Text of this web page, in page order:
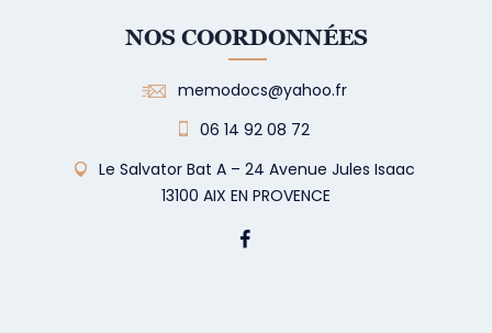
NOS COORDONNÉES
memodocs@yahoo.fr
06 14 92 08 72
Le Salvator Bat A – 24 Avenue Jules Isaac
13100 AIX EN PROVENCE